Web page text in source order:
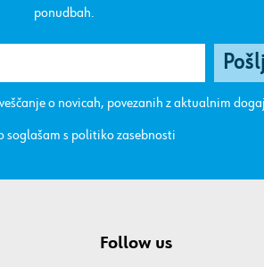
ponudbah.
o novicah, povezanih z aktualnim
soglašam s politiko zasebnosti
Follow us